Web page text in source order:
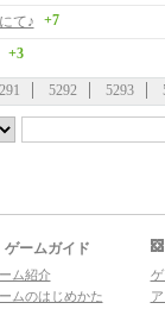
て♪ +7
+3
5292 5293
ゲームガイド
ム紹介
ムのはじめかた